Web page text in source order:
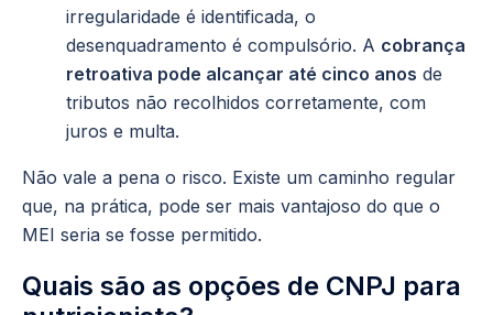
irregularidade é identificada, o
desenquadramento é compulsório. A cobrança
retroativa pode alcançar até cinco anos de
tributos não recolhidos corretamente, com
juros e multa.
Não vale a pena o risco. Existe um caminho regular
que, na prática, pode ser mais vantajoso do que o
MEI seria se fosse permitido.
Quais são as opções de CNPJ para